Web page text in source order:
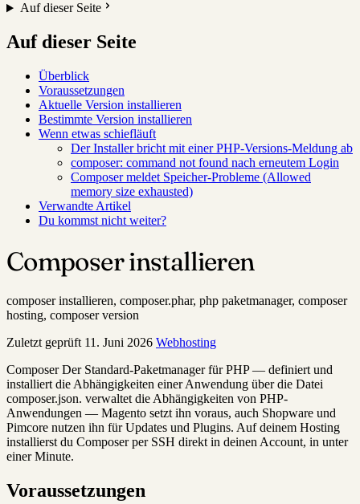
Auf dieser Seite
Auf dieser Seite
Überblick
Voraussetzungen
Aktuelle Version installieren
Bestimmte Version installieren
Wenn etwas schiefläuft
Der Installer bricht mit einer PHP-Versions-Meldung ab
composer: command not found nach erneutem Login
Composer meldet Speicher-Probleme (Allowed
memory size exhausted)
Verwandte Artikel
Du kommst nicht weiter?
Composer installieren
composer installieren, composer.phar, php paketmanager, composer
hosting, composer version
Zuletzt geprüft 11. Juni 2026 Webhosting
ComposerDer Standard-Paketmanager für PHP — definiert und
installiert die Abhängigkeiten einer Anwendung über die Datei
composer.json. verwaltet die Abhängigkeiten von PHP-
Anwendungen — Magento setzt ihn voraus, auch Shopware und
Pimcore nutzen ihn für Updates und Plugins. Auf deinem Hosting
installierst du Composer per SSH direkt in deinen Account, in unter
einer Minute.
Voraussetzungen